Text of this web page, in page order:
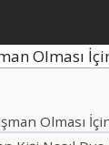
Olması
Olması